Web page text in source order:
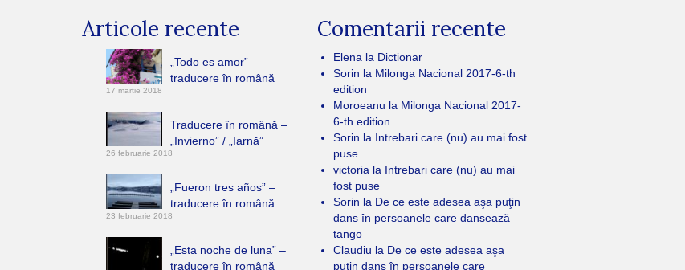
Articole recente
„Todo es amor” –
traducere în română
17 martie 2018
Traducere în română –
„Invierno” / „Iarnă”
26 februarie 2018
„Fueron tres años” –
traducere în română
23 februarie 2018
„Esta noche de luna” –
traducere în română
Comentarii recente
Elena la Dictionar
Sorin la Milonga Nacional 2017-6-th
edition
Moroeanu la Milonga Nacional 2017-
6-th edition
Sorin la Intrebari care (nu) au mai fost
puse
victoria la Intrebari care (nu) au mai
fost puse
Sorin la De ce este adesea aşa puţin
dans în persoanele care dansează
tango
Claudiu la De ce este adesea aşa
puţin dans în persoanele care